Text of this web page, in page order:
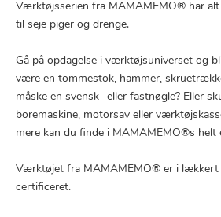
Værktøjsserien fra MAMAMEMO® har
til seje piger og drenge.
Gå på opdagelse i værktøjsuniverset og
være en tommestok, hammer,
måske en svensk- eller fastnøgle? Eller
boremaskine, motorsav eller
mere kan du finde i MAMAMEMO®s
Værktøjet fra MAMAMEMO® er i
certificeret.